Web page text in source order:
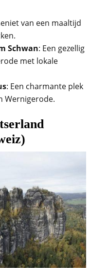
van een maaltijd
Schwan: Een gezellig
met lokale
: Een charmante plek
Wernigerode.